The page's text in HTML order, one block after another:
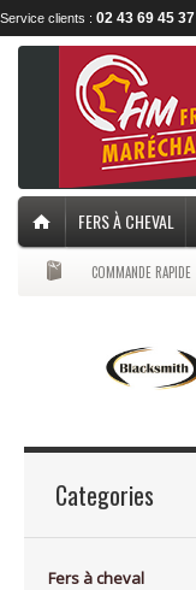
Service clients : 02 43 69 45 37
FERS À CHEVAL
COMMANDE RAPIDE
Categories
Fers à cheval